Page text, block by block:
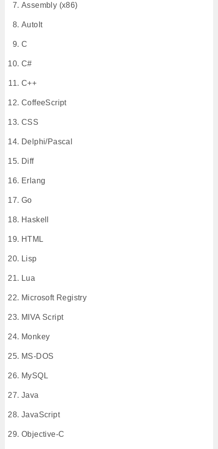
Assembly (x86)
AutoIt
C
C#
C++
CoffeeScript
CSS
Delphi/Pascal
Diff
Erlang
Go
Haskell
HTML
Lisp
Lua
Microsoft Registry
MIVA Script
Monkey
MS-DOS
MySQL
Java
JavaScript
Objective-C